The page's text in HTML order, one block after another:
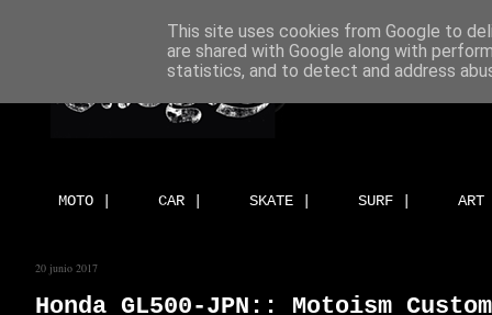
MOTO | CAR | SKATE | SURF |
20 junio 2017
Honda GL500-JPN:: Motoism
This site uses cookies from Google to
are shared with Google along with
statistics, and to detect and address